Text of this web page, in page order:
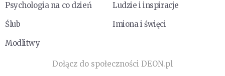
Psychologia na co dzień
Ludzie i inspiracje
Ślub
Imiona i święci
Modlitwy
Dołącz do społeczności DEON.pl